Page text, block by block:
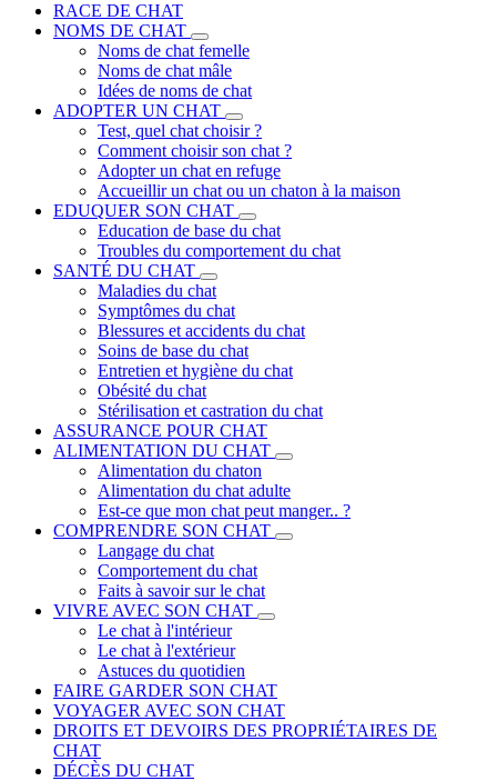
RACE DE CHAT
NOMS DE CHAT
Noms de chat femelle
Noms de chat mâle
Idées de noms de chat
ADOPTER UN CHAT
Test, quel chat choisir ?
Comment choisir son chat ?
Adopter un chat en refuge
Accueillir un chat ou un chaton à la maison
EDUQUER SON CHAT
Education de base du chat
Troubles du comportement du chat
SANTÉ DU CHAT
Maladies du chat
Symptômes du chat
Blessures et accidents du chat
Soins de base du chat
Entretien et hygiène du chat
Obésité du chat
Stérilisation et castration du chat
ASSURANCE POUR CHAT
ALIMENTATION DU CHAT
Alimentation du chaton
Alimentation du chat adulte
Est-ce que mon chat peut manger.. ?
COMPRENDRE SON CHAT
Langage du chat
Comportement du chat
Faits à savoir sur le chat
VIVRE AVEC SON CHAT
Le chat à l'intérieur
Le chat à l'extérieur
Astuces du quotidien
FAIRE GARDER SON CHAT
VOYAGER AVEC SON CHAT
DROITS ET DEVOIRS DES PROPRIÉTAIRES DE
CHAT
DÉCÈS DU CHAT